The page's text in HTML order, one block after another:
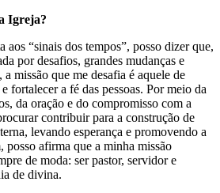
Igreja?
aos “sinais dos tempos”, posso dizer que,
por desafios, grandes mudanças e
missão que me desafia é aquele de
fortalecer a fé das pessoas. Por meio da
da oração e do compromisso com a
contribuir para a construção de
levando esperança e promovendo a
posso afirma que a minha missão
de moda: ser pastor, servidor e
de divina.